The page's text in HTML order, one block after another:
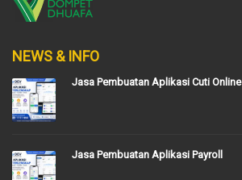
NEWS & INFO
Jasa Pembuatan Aplikasi Cuti Online
Jasa Pembuatan Aplikasi Payroll